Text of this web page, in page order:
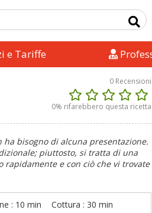
e Tariffe
0 Recensioni
0% rifarebbero questa ricetta
bisogno di alcuna presentazione.
piuttosto, si tratta di una
e con ciò che vi trovate
: 10 min
Cottura : 30 min